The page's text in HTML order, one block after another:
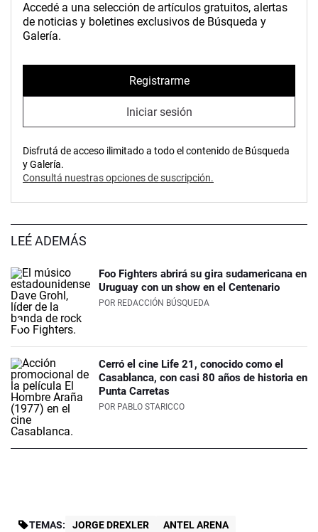
Accedé a una selección de artículos gratuitos, alertas
de noticias y boletines exclusivos de Búsqueda y
Galería.
Registrarme
Iniciar sesión
Disfrutá de acceso ilimitado a todo el contenido de Búsqueda
y Galería.
Consultá nuestras opciones de suscripción.
LEÉ ADEMÁS
Foo Fighters abrirá su gira sudamericana en
Uruguay con un show en el Centenario
POR REDACCIÓN BÚSQUEDA
Cerró el cine Life 21, conocido como el
Casablanca, con casi 80 años de historia en
Punta Carretas
POR PABLO STARICCO
TEMAS: JORGE DREXLER
ANTEL ARENA